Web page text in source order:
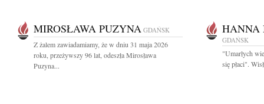
MIROSŁAWA PUZYNA GDAŃSK
Z żalem zawiadamiamy, że w dniu 31 maja 2026
roku, przeżywszy 96 lat, odeszła Mirosława
Puzyna...
HANNA
GDAŃSK
"Umarłych
się płaci".